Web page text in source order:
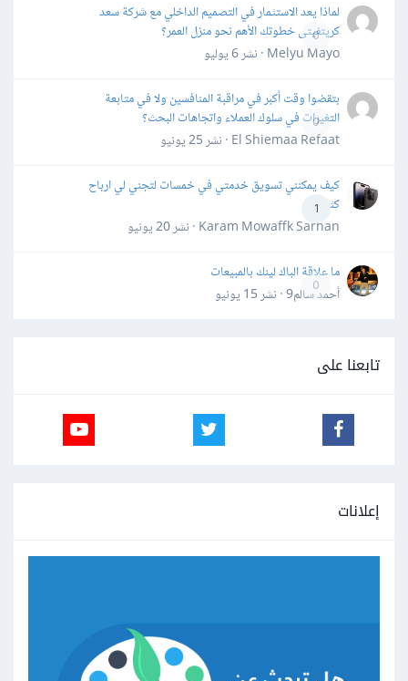
0
لماذا يعد الاستثمار في التصميم الداخلي مع شركة سعد
كريتفيتى خطوتك الأهم نحو منزل العمر؟
Melyu Mayo · نشر
6 يوليو
0
بتقضوا وقت أكبر في مراقبة المنافسين ولا في متابعة
التغيرات في سلوك العملاء واتجاهات البحث؟
El Shiemaa Refaat · نشر
25 يونيو
1
كيف يمكنني تسويق خدمتي في خمسات لتجني لي ارباح
كثيرة
Karam Mowaffk Sarhan · نشر
20 يونيو
0
ما علاقة الباك لينك بالمبيعات
أحمد سالم9 · نشر
15 يونيو
تابعنا على
إعلانات